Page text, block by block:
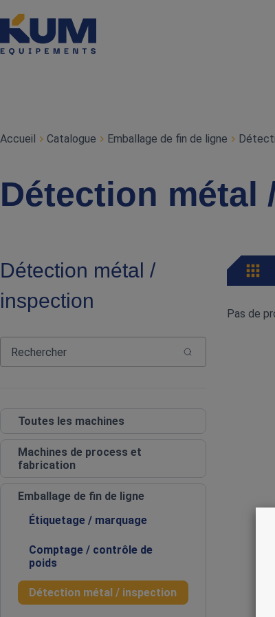
Accueil Catalogue Emballage de fin de ligne
Détection métal
Détection métal /
inspection
Toutes les machines
Machines de process et
fabrication
Emballage de fin de ligne
Étiquetage / marquage
Comptage / contrôle de
poids
Détection métal / inspection
Pas de